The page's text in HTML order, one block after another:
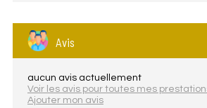
Avis
aucun avis actuellement
Voir les avis pour toutes mes
Ajouter mon avis